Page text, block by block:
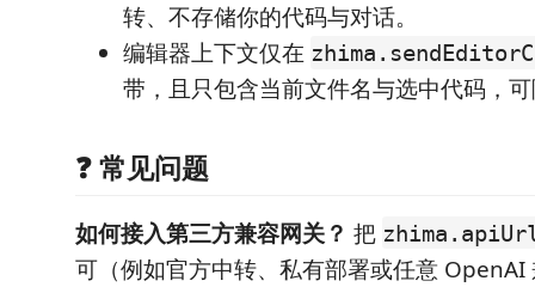
转、不存储你的代码与对话。
编辑器上下文仅在
带，且只包含当前文件名与选中代码，
❓ 常见问题
如何接入第三方兼容网关？ 把
可（例如官方中转、私有部署或任意 OpenAI